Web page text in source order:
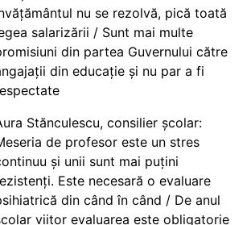
nu se rezolvă, pică toată
salarizării / Sunt mai multe
din partea Guvernului către
din educație și nu par a fi
Stănculescu, consilier școlar:
de profesor este un stres
și unii sunt mai puțini
Este necesară o evaluare
din când în când / De anul
viitor evaluarea este obligatorie